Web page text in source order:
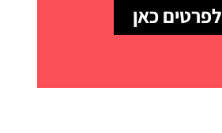
לפרטים כאן